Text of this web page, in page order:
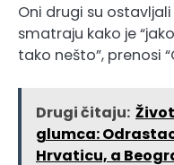
Oni drugi su
smatraju kako je
tako nešto”, prenosi
Drugi čitaju:
glumca:
Hrvaticu, a